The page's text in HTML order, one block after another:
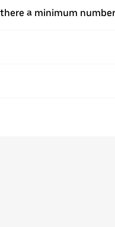
a minimum